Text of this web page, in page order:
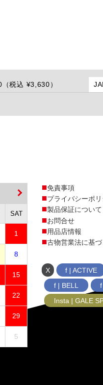
税込 ¥3,630）
SAT
1
8
15
22
29
5
免責事項
プライバシーポ
製品保証について
お問合せ
用品店情報
古物営業法に基
X f | ACTIVE
f | BELL
Insta | GALE